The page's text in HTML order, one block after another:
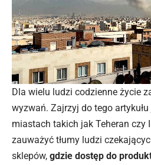
Dla wielu ludzi codzienne życie
wyzwań. Zajrzyj do tego artykułu
miastach takich jak Teheran czy
zauważyć tłumy ludzi
sklepów, gdzie dostęp do